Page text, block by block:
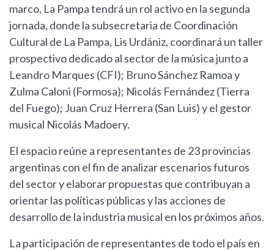
marco, La Pampa tendrá un rol activo en la segunda
jornada, donde la subsecretaria de Coordinación
Cultural de La Pampa, Lis Urdániz, coordinará un taller
prospectivo dedicado al sector de la música junto a
Leandro Marques (CFI); Bruno Sánchez Ramoa y
Zulma Caloni (Formosa); Nicolás Fernández (Tierra
del Fuego); Juan Cruz Herrera (San Luis) y el gestor
musical Nicolás Madoery.
El espacio reúne a representantes de 23 provincias
argentinas con el fin de analizar escenarios futuros
del sector y elaborar propuestas que contribuyan a
orientar las políticas públicas y las acciones de
desarrollo de la industria musical en los próximos años.
La participación de representantes de todo el país en